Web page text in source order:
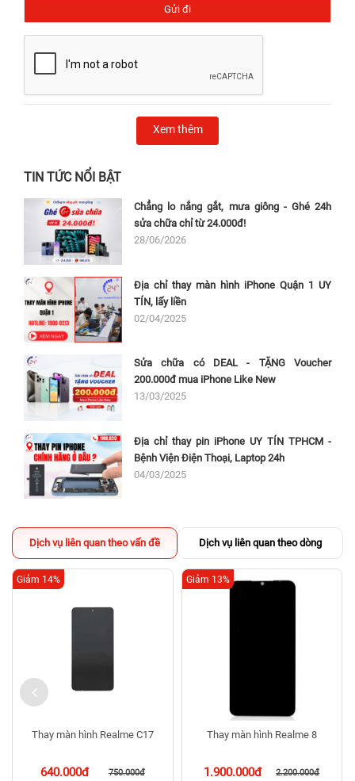
Xem thêm
TIN TỨC NỔI BẬT
Chẳng lo nắng gắt, mưa giông - Ghé 24h
sửa chữa chỉ từ 24.000đ!
28/06/2026
Địa chỉ thay màn hình iPhone Quận 1 UY
TÍN, lấy liền
02/04/2025
Sửa chữa có DEAL - TẶNG Voucher
200.000đ mua iPhone Like New
13/03/2025
Địa chỉ thay pin iPhone UY TÍN TPHCM -
Bệnh Viện Điện Thoại, Laptop 24h
04/03/2025
Dịch vụ liên quan theo vấn đề Dịch vụ liên quan theo dòng
Thay màn hình Realme C17
640.000đ 750.000đ
Giảm 14%
Thay màn hình Realme 8
1.900.000đ 2.200.000đ
Giảm 13%